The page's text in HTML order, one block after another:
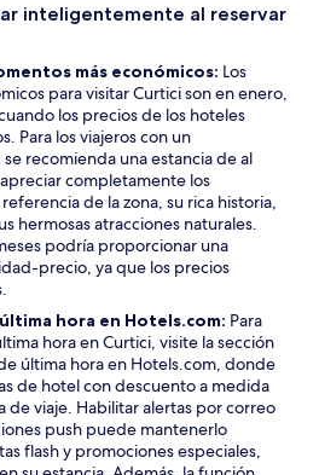
n
n
a
inteligentemente al reservar
más económicos: Los
para visitar Curtici son en enero,
los precios de los hoteles
Para los viajeros con un
recomienda una estancia de al
completamente los
de la zona, su rica historia,
hermosas atracciones naturales.
podría proporcionar una
precio, ya que los precios
hora en Hotels.com: Para
hora en Curtici, visite la sección
última hora en Hotels.com, donde
de hotel con descuento a medida
de viaje. Habilitar alertas por correo
push puede mantenerlo
flash y promociones especiales,